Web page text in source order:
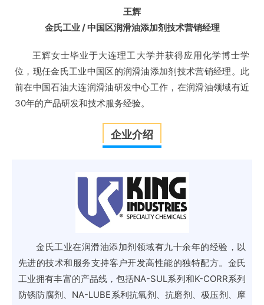
王辉
金氏工业 / 中国区润滑油添加剂技术营销经理
王辉女士毕业于大连理工大学并获得应用化学博士学
位，现任金氏工业中国区的润滑油添加剂技术营销经理。此
前在中国石油大连润滑油研发中心工作，在润滑油领域有近
30年的产品研发和技术服务经验。
企业介绍
金氏工业在润滑油添加剂领域有九十余年的经验，以
先进的技术和服务支持客户开发高性能的独特配方。金氏
工业拥有丰富的产品线，包括NA-SUL系列和K-CORR系列
防锈防腐剂、NA-LUBE系利抗氧剂、抗磨剂、极压剂、摩